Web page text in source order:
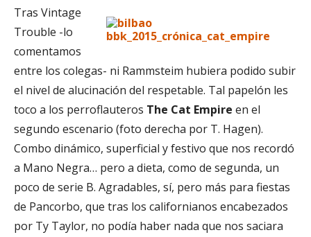
Tras Vintage
Trouble -lo
comentamos
entre los colegas- ni Rammsteim hubiera podido subir
el nivel de alucinación del respetable. Tal papelón les
toco a los perroflauteros The Cat Empire en el
segundo escenario (foto derecha por T. Hagen).
Combo dinámico, superficial y festivo que nos recordó
a Mano Negra… pero a dieta, como de segunda, un
poco de serie B. Agradables, sí, pero más para fiestas
de Pancorbo, que tras los californianos encabezados
por Ty Taylor, no podía haber nada que nos saciara